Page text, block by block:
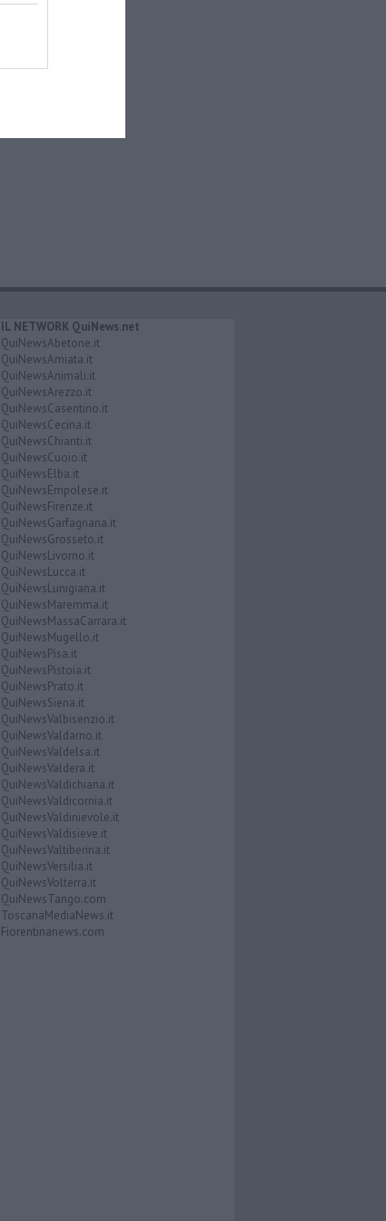
IL NETWORK QuiNews.net
QuiNewsAbetone.it
QuiNewsAmiata.it
QuiNewsAnimali.it
QuiNewsArezzo.it
QuiNewsCasentino.it
QuiNewsCecina.it
QuiNewsChianti.it
QuiNewsCuoio.it
QuiNewsElba.it
QuiNewsEmpolese.it
QuiNewsFirenze.it
QuiNewsGarfagnana.it
QuiNewsGrosseto.it
QuiNewsLivorno.it
QuiNewsLucca.it
QuiNewsLunigiana.it
QuiNewsMaremma.it
QuiNewsMassaCarrara.it
QuiNewsMugello.it
QuiNewsPisa.it
QuiNewsPistoia.it
QuiNewsPrato.it
QuiNewsSiena.it
QuiNewsValbisenzio.it
QuiNewsValdarno.it
QuiNewsValdelsa.it
QuiNewsValdera.it
QuiNewsValdichiana.it
QuiNewsValdicornia.it
QuiNewsValdinievole.it
QuiNewsValdisieve.it
QuiNewsValtiberina.it
QuiNewsVersilia.it
QuiNewsVolterra.it
QuiNewsTango.com
ToscanaMediaNews.it
Fiorentinanews.com